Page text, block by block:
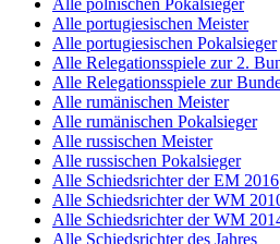
Alle portugiesischen Meister
Alle portugiesischen Pokalsieger
Alle Relegationsspiele zur 2.
Alle Relegationsspiele zur
Alle rumänischen Meister
Alle rumänischen Pokalsieger
Alle russischen Meister
Alle russischen Pokalsieger
Alle Schiedsrichter der EM 2016
Alle Schiedsrichter der WM
Alle Schiedsrichter der WM
Alle Schiedsrichter des Jahres